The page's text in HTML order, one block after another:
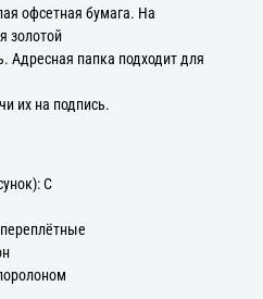
офсетная бумага. На
золотой
Адресная папка подходит для
их на подпись.
С